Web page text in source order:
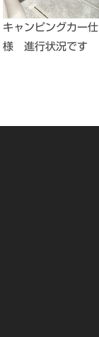
キャンピングカー仕
様 進行状況です